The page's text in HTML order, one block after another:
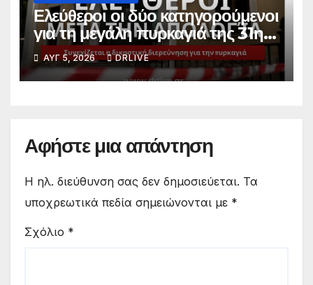
Ελεύθεροι οι δύο κατηγορούμενοι
για τη μεγάλη πυρκαγιά της 31ης
Ιουλίου
ΑΥΓ 5, 2026 DRLIVE
Αφήστε μια απάντηση
Η ηλ. διεύθυνση σας δεν δημοσιεύεται. Τα
υποχρεωτικά πεδία σημειώνονται με *
Σχόλιο *